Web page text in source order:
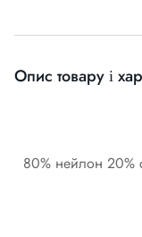
Опис товару і
80% нейлон 20%